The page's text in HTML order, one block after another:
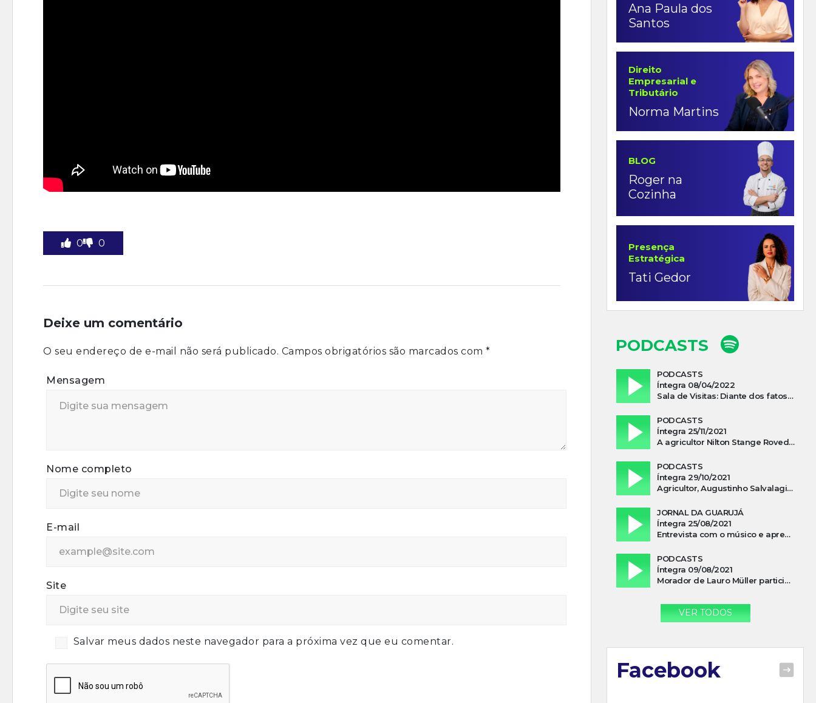
0 0
Deixe um comentário
O seu endereço de e-mail não será publicado. Campos obrigatórios são marcados com *
Mensagem
Nome completo
E-mail
Site
Salvar meus dados neste navegador para a próxima vez que eu comentar.
Ana Paula dos
Santos
Direito
Empresarial e
Tributário
Norma Martins
BLOG
Roger na
Cozinha
Presença
Estratégica
Tati Gedor
PODCASTS
PODCASTS
Íntegra 08/04/2022
Sala de Visitas: Diante dos fatos que influenciam a economia o que podemos esperar de 2022
PODCASTS
Íntegra 25/11/2021
A agricultor Nilton Stange Roveda, afirma ter recebido ajuda espiritual durante acidente
PODCASTS
Íntegra 29/10/2021
Agricultor, Augustinho Salvalagio, relata sobre aparição do Cavaleiro Negro no Rio das Furnas
JORNAL DA GUARUJÁ
Íntegra 25/08/2021
Entrevista com o músico e apresentador, Lismael Ferrareis, no Cidade e Campo
PODCASTS
Íntegra 09/08/2021
Morador de Lauro Müller participa de motociata em apoio a Bolsonaro
VER TODOS
Facebook